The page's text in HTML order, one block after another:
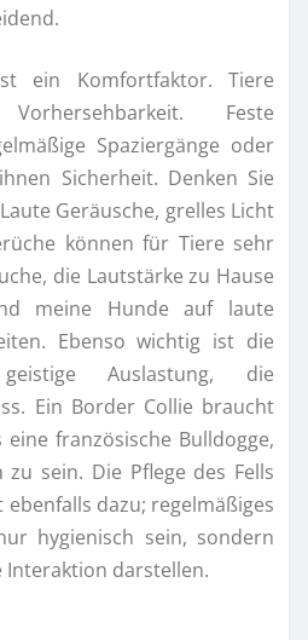
ein Komfortfaktor. Tiere
Feste
Spaziergänge oder
Sicherheit. Denken Sie
Geräusche, grelles Licht
können für Tiere sehr
die Lautstärke zu Hause
meine Hunde auf laute
Ebenso wichtig ist die
Auslastung, die
Ein Border Collie braucht
französische Bulldogge,
sein. Die Pflege des Fells
dazu; regelmäßiges
hygienisch sein, sondern
Interaktion darstellen.